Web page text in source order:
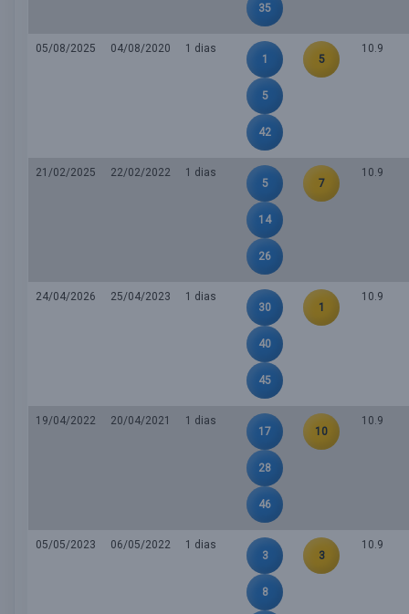
35
05/08/2025 04/08/2020
1 dias
1
5
42
5
10.9
21/02/2025 22/02/2022
1 dias
5
14
26
7
10.9
24/04/2026 25/04/2023
1 dias
30
40
45
1
10.9
19/04/2022 20/04/2021
1 dias
17
28
46
10
10.9
05/05/2023 06/05/2022
1 dias
3
8
3
10.9